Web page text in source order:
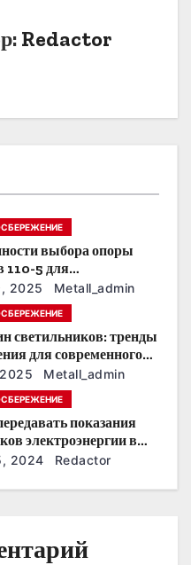
Redactor
выбора опоры
110-5 для
электросетей
2025 Metall_admin
светильников: тренды
для современного
Metall_admin
показания
электроэнергии в
2024 Redactor